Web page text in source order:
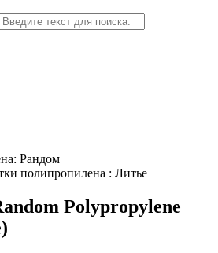
Рандом
полипропилена : Литье
Polypropylene